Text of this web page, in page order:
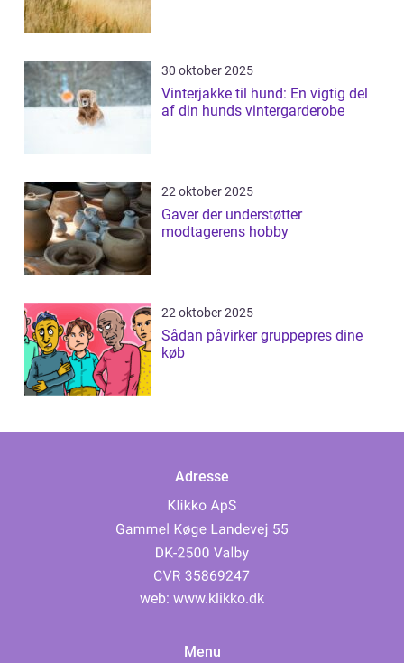
30 oktober 2025
Vinterjakke til hund: En vigtig del
af din hunds vintergarderobe
22 oktober 2025
Gaver der understøtter
modtagerens hobby
22 oktober 2025
Sådan påvirker gruppepres dine
køb
Adresse
web: www.klikko.dk
Menu